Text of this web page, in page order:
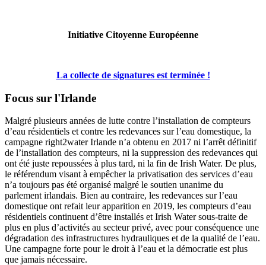
Initiative Citoyenne Européenne
La collecte de signatures est terminée !
Focus sur l'Irlande
Malgré plusieurs années de lutte contre l’installation de compteurs
d’eau résidentiels et contre les redevances sur l’eau domestique, la
campagne right2water Irlande n’a obtenu en 2017 ni l’arrêt définitif
de l’installation des compteurs, ni la suppression des redevances qui
ont été juste repoussées à plus tard, ni la fin de Irish Water. De plus,
le référendum visant à empêcher la privatisation des services d’eau
n’a toujours pas été organisé malgré le soutien unanime du
parlement irlandais. Bien au contraire, les redevances sur l’eau
domestique ont refait leur apparition en 2019, les compteurs d’eau
résidentiels continuent d’être installés et Irish Water sous-traite de
plus en plus d’activités au secteur privé, avec pour conséquence une
dégradation des infrastructures hydrauliques et de la qualité de l’eau.
Une campagne forte pour le droit à l’eau et la démocratie est plus
que jamais nécessaire.